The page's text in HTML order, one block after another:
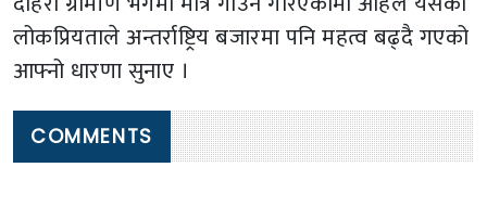
लोकप्रियताले अन्तर्राष्ट्रिय बजारमा पनि महत्व बढ्दै गएको
आफ्नो धारणा सुनाए ।
COMMENTS